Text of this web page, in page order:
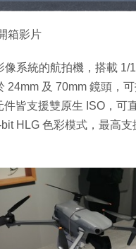
箱影片
系統的航拍機，搭載 1/
24mm 及 70mm 鏡頭，
皆支援雙原生 ISO，可
HLG 色彩模式，最高